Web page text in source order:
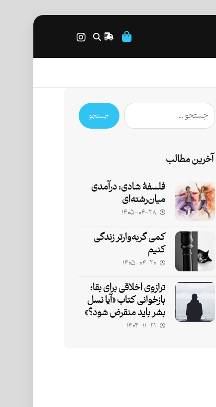
جستجو
آخرین مطالب
فلسفۀ شادی: درآمدی
میان‌رشته‌ای
۱۴۰۵-۰۴-۲۸
کمی گربه‌وارتر زندگی
کنیم
۱۴۰۵-۰۴-۲۰
ترازوی اخلاقی برای بقا؛
بازخوانی کتاب «آیا نسل
بشر باید منقرض شود؟»
۱۴۰۴-۱۱-۲۱